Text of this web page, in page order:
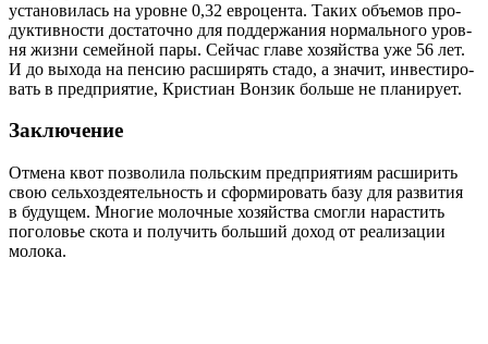
уста­но­ви­лась на уровне 0,32 евро­цен­та. Таких объ­е­мов про­
дук­тив­но­сти доста­точ­но для под­дер­жа­ния нор­маль­но­го уров­
ня жиз­ни семей­ной пары. Сей­час гла­ве хозяй­ства уже 56 лет.
И до выхо­да на пен­сию рас­ши­рять ста­до, а зна­чит, инве­сти­ро­
вать в пред­при­я­тие, Кри­сти­ан Вон­зик боль­ше не планирует.
Заключение
Отме­на квот поз­во­ли­ла поль­ским пред­при­я­ти­ям рас­ши­рить
свою сель­хоз­де­я­тель­ность и сфор­ми­ро­вать базу для раз­ви­тия
в буду­щем. Мно­гие молоч­ные хозяй­ства смог­ли нарас­тить
пого­ло­вье ско­та и полу­чить боль­ший доход от реа­ли­за­ции
молока.